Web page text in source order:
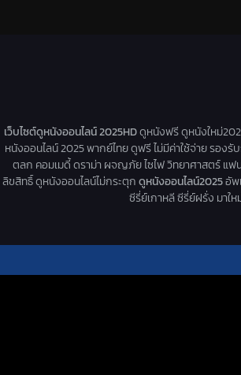
เว็บไซต์ดูหนังออนไลน์ 2025HDดูหนังฟรี ดูหนังใหม่
หนังออนไลน์ 2025 พากย์ไทย ดูฟรี ไม่มีค่าใช้จ่าย รอ
ตลก คอมเมดี้ ดราม่า ผจญภัย ไซไฟ วิทยาศาสตร์ แฟ
ลิขสิทธิ์ ดูหนังออนไลน์ไม่กระตุกดูหนังออนไลน์2025อัพ
ซีรี่ย์เกาหลี ซีรี่ย์ฝรั่ง มาใ